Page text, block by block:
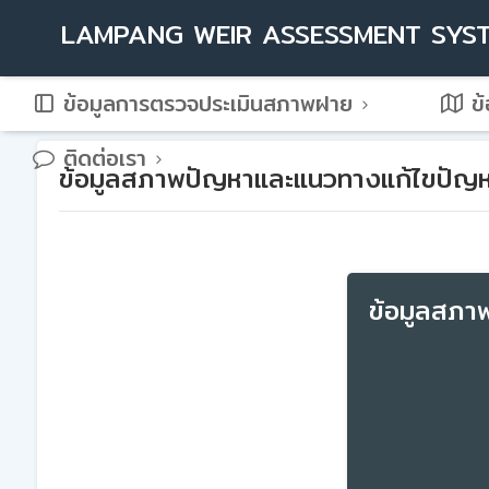
LAMPANG WEIR ASSESSMENT
ข้อมูลการตรวจประเมินสภาพฝาย
ติดต่อเรา
ข้อมูลสภาพปัญหาและแนวทางแก้ไขปัญ
ข้อมูลสภา